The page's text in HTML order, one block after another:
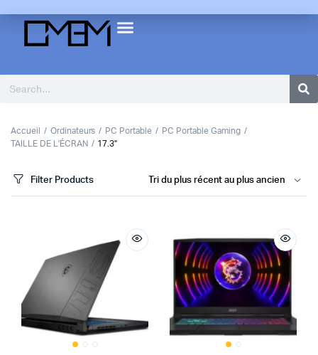
Accueil Ordinateurs PC Portable
PC Portable Gaming
TAILLE DE L'ÉCRAN
17.3"
Filter Products